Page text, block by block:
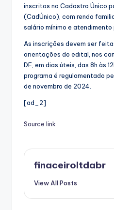
inscritos no Cadastro Único
(CadÚnico), com renda
salário mínimo e
As inscrições devem ser
orientações do edital, nos
DF, em dias úteis, das 8h às
programa é regulamentado
de novembro de 2024.
[ad_2]
Source link
finaceiroltdabr
View All Posts